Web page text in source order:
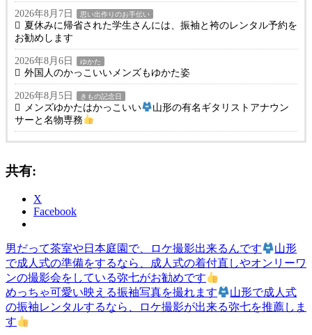
2026年8月7日 思い出作りのお手伝い
夏休みに帰省された学生さんには、振袖と袴のレンタル予約を
お勧めします
2026年8月6日 ゆかた
外国人のかっこいいメンズもゆかた姿
2026年8月5日 きもの記念日
メンズゆかたはかっこいい
山形の有名ギタリストアナウン
サーと名物専務
共有:
X
Facebook
き
も
の
ゆ
か
た
投
稿
ナ
ビ
前
の
記
事:
男だって茶室や日本庭園で、ロケ撮影出来るんです
山形
で成人式の準備をするなら、成人式の着付直しやオンリーワ
ンの撮影会をしている弥七がお勧めです
次
の
記
めっちゃ可愛い映える振袖写真を撮れます
山形で成人式
の振袖レンタルするなら、ロケ撮影が出来る弥七を推薦しま
す